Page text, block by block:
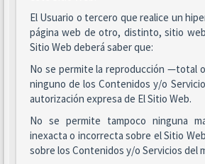
El Usuario o tercero que realice un
página web de otro, distinto, sitio
Sitio Web deberá saber que:
No se permite la reproducción —total
ninguno de los Contenidos y/o
autorización expresa de El Sitio Web.
No se permite tampoco ninguna
inexacta o incorrecta sobre el Sitio
sobre los Contenidos y/o Servicios del